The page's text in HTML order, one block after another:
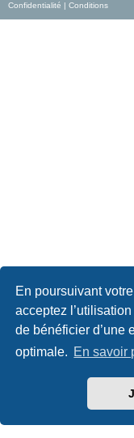
En poursuivant
acceptez
de bénéficier d’une
optimale. En savoir
Confidentialité
Conditions